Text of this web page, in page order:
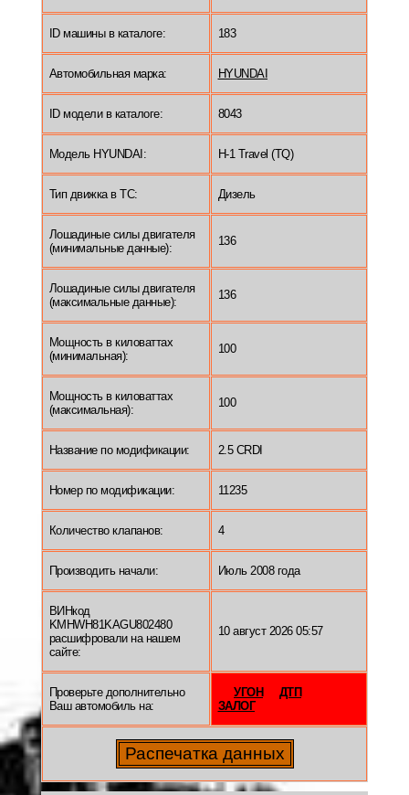
ID машины в каталоге: 183
Автомобильная марка: HYUNDAI
ID модели в каталоге: 8043
Модель HYUNDAI: H-1 Travel (TQ)
Тип движка в ТС: Дизель
Лошадиные силы двигателя
(минимальные данные):
136
Лошадиные силы двигателя
(максимальные данные):
136
Мощность в киловаттах
(минимальная):
100
Мощность в киловаттах
(максимальная):
100
Название по модификации: 2.5 CRDI
Номер по модификации: 11235
Количество клапанов: 4
Производить начали: Июль 2008 года
ВИНкод
KMHWH81KAGU802480
расшифровали на нашем
сайте:
10 август 2026 05:57
Проверьте дополнительно
Ваш автомобиль на:
УГОН
ДТП
ЗАЛОГ